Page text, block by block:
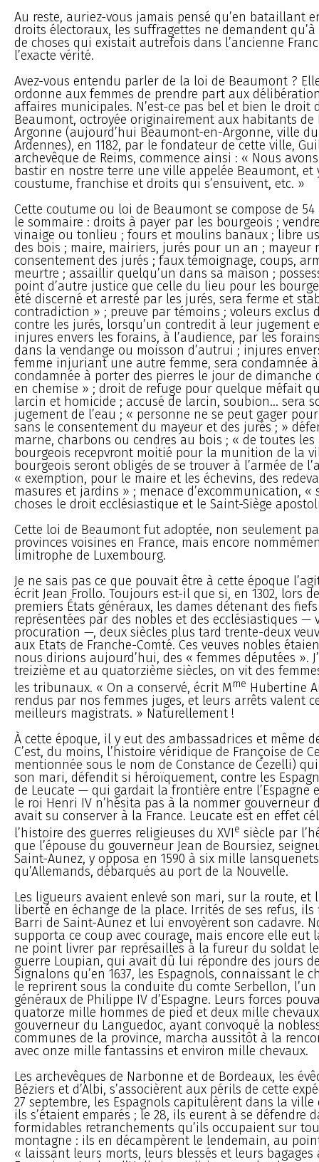
Au reste, auriez-vous jamais pensé qu’en bataillant
droits électoraux, les suffragettes ne demandent
de choses qui existait autrefois dans l’ancienne
l’exacte vérité.
Avez-vous entendu parler de la loi de Beaumont ?
ordonne aux femmes de prendre part aux
affaires municipales. N’est-ce pas bel et bien le droit
Beaumont, octroyée originairement aux habitants de
Argonne (aujourd’hui Beaumont-en-Argonne, ville
Ardennes), en 1182, par le fondateur de cette ville,
archevêque de Reims, commence ainsi : « Nous
bastir en nostre terre une ville appelée Beaumont, et
coustume, franchise et droits qui s’ensuivent, etc. »
Cette coutume ou loi de Beaumont se compose de
le sommaire : droits à payer par les bourgeois ;
vinaige ou tonlieu ; fours et moulins banaux ; libre
des bois ; maire, mairiers, jurés pour un an ; mayeur
consentement des jurés ; faux témoignage, coups,
meurtre ; assaillir quelqu’un dans sa maison ;
point d’autre justice que celle du lieu pour les
été discerné et arresté par les jurés, sera ferme et
contradiction » ; preuve par témoins ; voleurs exclus
contre les jurés, lorsqu’un contredit à leur jugement
injures envers les forains, à l’audience, par les
dans la vendange ou moisson d’autrui ; injures
femme injuriant une autre femme, sera condamnée
condamnée à porter des pierres le jour de dimanche
en chemise » ; droit de refuge pour quelque méfait
larcin et homicide ; accusé de larcin, soubion... sera
jugement de l’eau ; « personne ne se peut gager
sans le consentement du mayeur et des jurés ; »
marne, charbons ou cendres au bois ; « de toutes les
bourgeois recepvront moitié pour la munition de la
bourgeois seront obligés de se trouver à l’armée de
« exemption, pour le maire et les échevins, des
masures et jardins » ; menace d’excommunication, «
choses le droit ecclésiastique et le Saint-Siège
Cette loi de Beaumont fut adoptée, non seulement
provinces voisines en France, mais encore
limitrophe de Luxembourg.
Je ne sais pas ce que pouvait être à cette époque
écrit Jean Frollo. Toujours est-il que si, en 1302, lors
premiers États généraux, les dames détenant des
représentées par des nobles et des ecclésiastiques —
procuration —, deux siècles plus tard trente-deux
aux Etats de Franche-Comté. Ces veuves nobles
nous dirions aujourd’hui, des « femmes députées ».
treizième et au quatorzième siècles, on vit des
les tribunaux. « On a conservé, écrit Mme Hubertine
rendus par nos femmes juges, et leurs arrêts valent
meilleurs magistrats. » Naturellement !
À cette époque, il y eut des ambassadrices et même
C’est, du moins, l’histoire véridique de Françoise de
mentionnée sous le nom de Constance de Cezelli)
son mari, défendit si héroïquement, contre les
de Leucate — qui gardait la frontière entre l’Espagne
le roi Henri IV n’hésita pas à la nommer gouverneur
avait su conserver à la France. Leucate est en effet
l’histoire des guerres religieuses du XVIe siècle par
que l’épouse du gouverneur Jean de Boursiez,
Saint-Aunez, y opposa en 1590 à six mille
qu’Allemands, débarqués au port de la Nouvelle.
Les ligueurs avaient enlevé son mari, sur la route,
liberté en échange de la place. Irrités de ses refus,
Barri de Saint-Aunez et lui envoyèrent son cadavre.
supporta ce coup avec courage, mais encore elle eut
ne point livrer par représailles à la fureur du soldat
guerre Loupian, qui avait dû lui répondre des jours
Signalons qu’en 1637, les Espagnols, connaissant le
le reprirent sous la conduite du comte Serbellon,
généraux de Philippe IV d’Espagne. Leurs forces
quatorze mille hommes de pied et deux mille
gouverneur du Languedoc, ayant convoqué la
communes de la province, marcha aussitôt à la
avec onze mille fantassins et environ mille chevaux.
Les archevêques de Narbonne et de Bordeaux, les
Béziers et d’Albi, s’associèrent aux périls de cette
27 septembre, les Espagnols capitulèrent dans la
ils s’étaient emparés ; le 28, ils eurent à se défendre
formidables retranchements qu’ils occupaient sur
montagne : ils en décampèrent le lendemain, au
« laissant leurs morts, leurs blessés et leurs bagages